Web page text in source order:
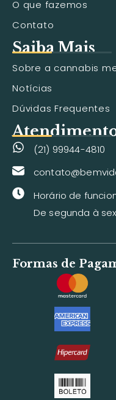
O que fazemos
Contato
Saiba Mais
Sobre a cannabis
Notícias
Dúvidas Frequentes
(21) 99944-4810
Horário de
De segunda à
Formas de